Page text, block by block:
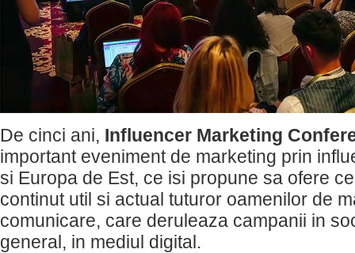
De cinci ani, Influencer Marketing
important eveniment de marketing prin
si Europa de Est, ce isi propune sa ofere
continut util si actual tuturor oamenilor de
comunicare, care deruleaza campanii in
general, in mediul digital.